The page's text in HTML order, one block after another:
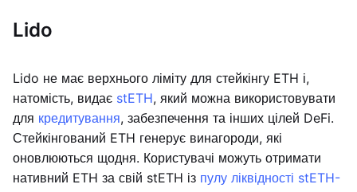
Lido
Lido не має верхнього ліміту для стейкінгу ETH і,
натомість, видає stETH, який можна використовувати
для кредитування, забезпечення та інших цілей DeFi.
Стейкінгований ETH генерує винагороди, які
оновлюються щодня. Користувачі можуть отримати
нативний ETH за свій stETH із пулу ліквідності stETH-